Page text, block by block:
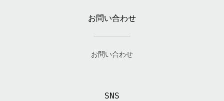
お問い合わせ
お問い合わせ
SNS